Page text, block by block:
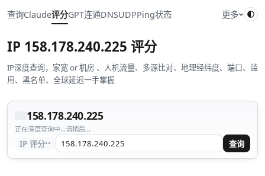
查询Claude评分GPT连通DNSUDPPing状态 更多
IP 158.178.240.225 评分
IP深度查询，家宽 or 机房 、人机流量、多源比对、地理经纬度、端口、滥
用、黑名单、全球延迟一手掌握
158.178.240.225
正在深度查询中...请稍后...
IP 评分·· 查询